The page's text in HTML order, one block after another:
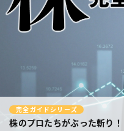
完全ガイドシリーズ
株のプロたちがぶった斬り！